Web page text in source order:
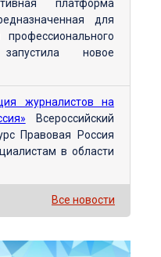
платформа
для
новое
журналистов на
Всероссийский
Правовая Россия
в области
Все новости